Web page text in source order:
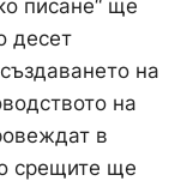
писане“ ще
десет
на
на
в
срещите ще